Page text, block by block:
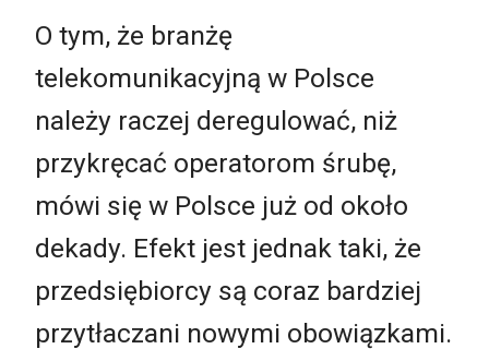
O tym, że branżę
telekomunikacyjną w Polsce
należy raczej deregulować, niż
przykręcać operatorom śrubę,
mówi się w Polsce już od około
dekady. Efekt jest jednak taki, że
przedsiębiorcy są coraz bardziej
przytłaczani nowymi obowiązkami.